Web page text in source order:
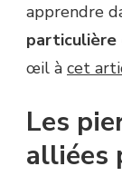
apprendre
particulière
œil à cet
Les
alliées